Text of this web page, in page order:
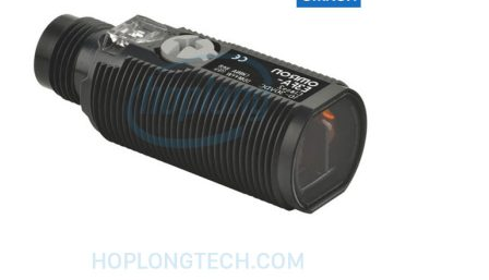
Phích cắm / Ổ cắm / Công tắc
Can nhiệt
Tìm
kiếm: